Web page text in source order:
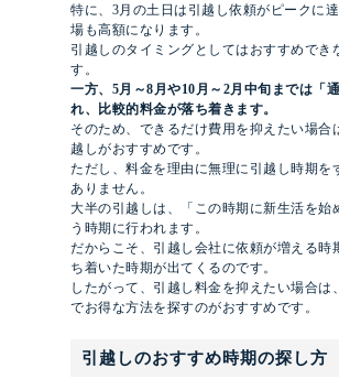
特に、3月の土日は引越し依頼がピークに
場も高額になります。
引越しのタイミングとしてはおすすめでき
す。
一方、5月～8月や10月～2月中旬までは「
れ、比較的料金が落ち着きます。
そのため、できるだけ費用を抑えたい場合
越しがおすすめです。
ただし、料金を理由に無理に引越し時期を
ありません。
大半の引越しは、「この時期に新生活を始
う時期に行われます。
だからこそ、引越し会社に依頼が増える時
ち着いた時期が出てくるのです。
したがって、引越し料金を抑えたい場合は
でお得な方法を探すのがおすすめです。
引越しのおすすめ時期の探し方